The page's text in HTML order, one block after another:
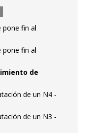
pone fin al
pone fin al
de
de un N4 -
de un N3 -